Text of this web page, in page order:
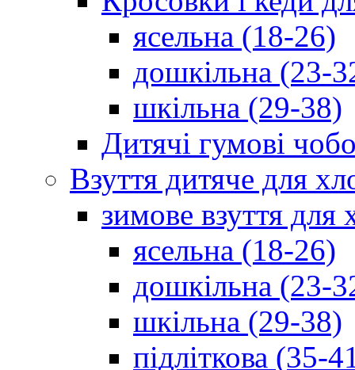
ясельна (18-26)
дошкільна (23-
шкільна (29-38)
Дитячі гумові
Взуття дитяче для
зимове взуття для
ясельна (18-26)
дошкільна (23-
шкільна (29-38)
підліткова (35-